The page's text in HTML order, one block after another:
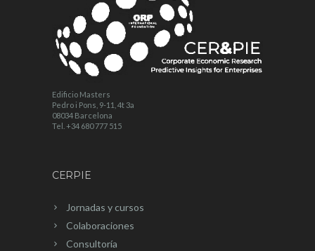
Edificio Masters
Pedro i Pons, 9-11, 4t 3a
08034 Barcelona
Tel. +34 680 777 515
CERPIE
Jornadas y cursos
Colaboraciones
Consultoría